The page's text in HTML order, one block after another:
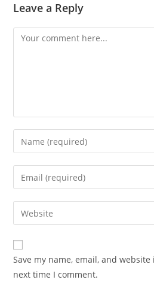
Leave a Reply
Save my name, email, and
next time I comment.